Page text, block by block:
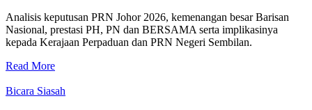
Analisis keputusan PRN Johor 2026, kemenangan besar Barisan
Nasional, prestasi PH, PN dan BERSAMA serta implikasinya
kepada Kerajaan Perpaduan dan PRN Negeri Sembilan.
Read More
Bicara Siasah